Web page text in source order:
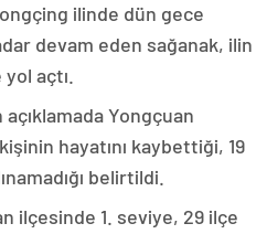
ilinde dün gece
devam eden sağanak, ilin
açtı.
Yongçuan
hayatını kaybettiği, 19
belirtildi.
ilçesinde 1. seviye, 29 ilçe